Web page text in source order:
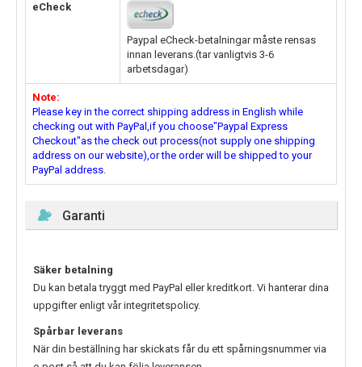
eCheck
Paypal eCheck-betalningar måste rensas
innan leverans.(tar vanligtvis 3-6
arbetsdagar)
Note:
Please key in the correct shipping address in English while
checking out with PayPal,if you choose"Paypal Express
Checkout"as the check out process(not supply one shipping
address on our website),or the order will be shipped to your
PayPal address.
Garanti
Säker betalning
Du kan betala tryggt med PayPal eller kreditkort. Vi hanterar dina
uppgifter enligt vår integritetspolicy.
Spårbar leverans
När din beställning har skickats får du ett spårningsnummer via